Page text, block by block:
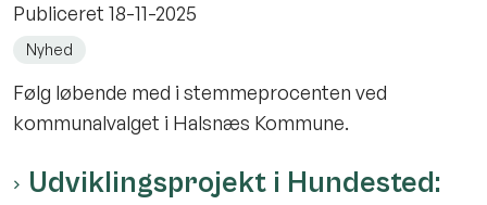
Publiceret 18-11-2025
Nyhed
Følg løbende med i stemmeprocenten ved
kommunalvalget i Halsnæs Kommune.
Udviklingsprojekt i Hundested: